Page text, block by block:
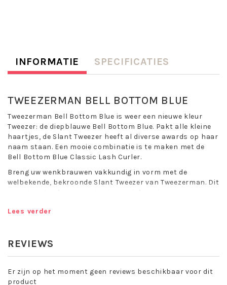
INFORMATIE SPECIFICATIES
TWEEZERMAN BELL BOTTOM BLUE
Tweezerman Bell Bottom Blue is weer een nieuwe kleur
Tweezer: de diepblauwe Bell Bottom Blue. Pakt alle kleine
haartjes, de Slant Tweezer heeft al diverse awards op haar
naam staan. Een mooie combinatie is te maken met de
Bell Bottom Blue Classic Lash Curler.
Breng uw wenkbrauwen vakkundig in vorm met de
welbekende, bekroonde Slant Tweezer van Tweezerman. Dit
pincet met schuine punten is onmisbaar in uw
Tweezer heeft perfect uitgelijnde, met de hand gevijlde tips
Met de handvervaardigde schuinaflopende punten
Lees verder
REVIEWS
Er zijn op het moment geen reviews beschikbaar voor dit
product